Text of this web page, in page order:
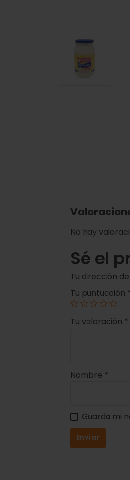
No hay
Sé el
Tu dirección
Tu puntuación *
Tu valoración *
Nombre *
Guarda mi